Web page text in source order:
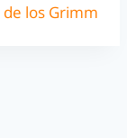
los Grimm